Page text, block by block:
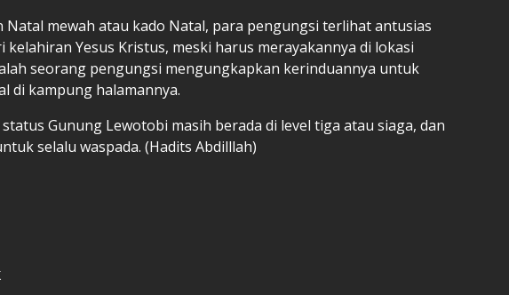
Natal mewah atau kado Natal, para pengungsi terlihat antusias
kelahiran Yesus Kristus, meski harus merayakannya di lokasi
seorang pengungsi mengungkapkan kerinduannya untuk
di kampung halamannya.
Gunung Lewotobi masih berada di level tiga atau siaga, dan
selalu waspada. (Hadits Abdilllah)